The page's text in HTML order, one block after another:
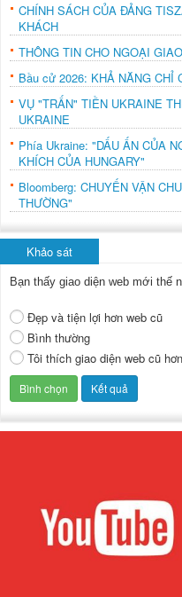
CHÍNH SÁCH CỦA ĐẢNG
KHÁCH
THÔNG TIN CHO NGOẠI
Bầu cử 2026: KHẢ NĂNG CHỈ
VỤ "TRẤN" TIỀN UKRAINE
UKRAINE
Phía Ukraine: "DẤU ẤN CỦA
KHÍCH CỦA HUNGARY"
Bloomberg: CHUYẾN VẬN
THƯỜNG"
Khảo sát
Bạn thấy giao diện web mới thế
Đẹp và tiện lợi hơn web cũ
Bình thường
Tôi thích giao diện web cũ hơn